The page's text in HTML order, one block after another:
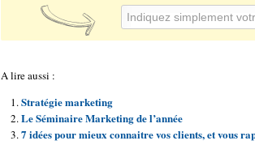
A lire aussi :
Stratégie marketing
Le Séminaire Marketing de l’année
7 idées pour mieux connaitre vos clients, et vous